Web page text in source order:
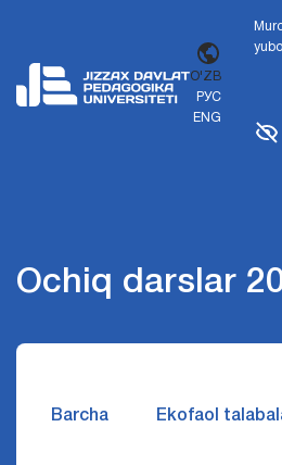
O'ZB
РУС
ENG
Ochiq darslar
Barcha Ekofaol